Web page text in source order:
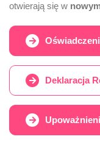
otwierają się w
Deklaracja